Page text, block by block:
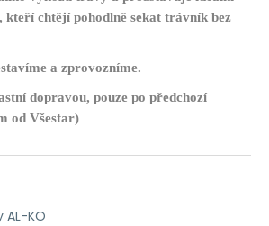
kteří chtějí pohodlně sekat trávník bez
a zprovozníme.
dopravou, pouze po předchozí
od Všestar)
AL-KO